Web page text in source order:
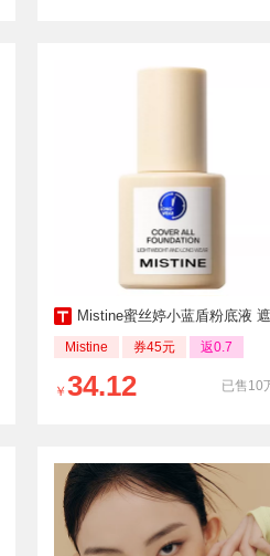
Mistine蜜丝婷小蓝盾粉底液 遮瑕控油持久
Mistine 券45元 返0.7
已售10
￥ 34.12